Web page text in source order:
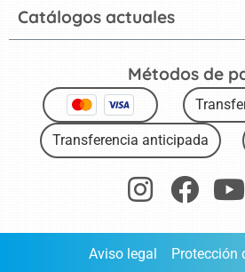
Catálogos actuales
Métodos de
Transferencia anticipada
Aviso legal
Protección